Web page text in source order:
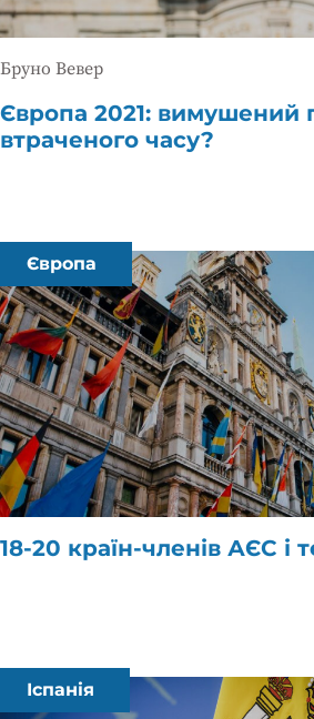
Бруно Вевер
Європа 2021: вимушений
втраченого часу?
Європа
18-20 країн-членів АЄС і
Іспанія